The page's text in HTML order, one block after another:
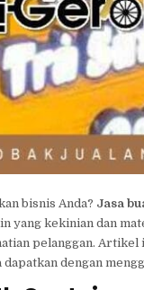
bisnis Anda? Jasa
yang kekinian dan
pelanggan. Artikel
dengan